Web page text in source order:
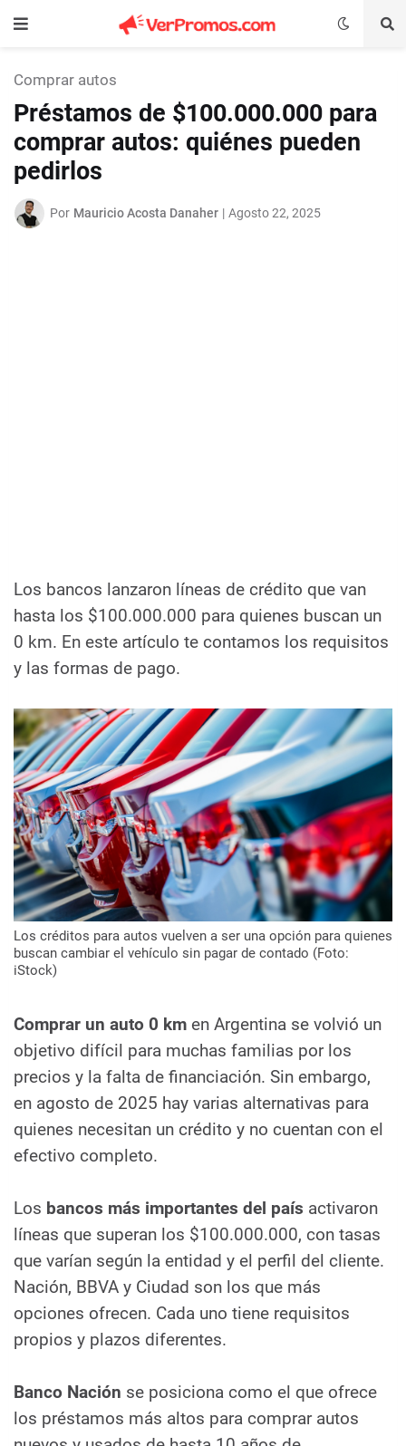
Comprar autos
Préstamos de $100.000.000 para
comprar autos: quiénes pueden
pedirlos
Por Mauricio Acosta Danaher | Agosto 22, 2025
Los bancos lanzaron líneas de crédito que van
hasta los $100.000.000 para quienes buscan un
0 km. En este artículo te contamos los requisitos
y las formas de pago.
Los créditos para autos vuelven a ser una opción para quienes
buscan cambiar el vehículo sin pagar de contado (Foto:
iStock)
Comprar un auto 0 km en Argentina se volvió un
objetivo difícil para muchas familias por los
precios y la falta de financiación. Sin embargo,
en agosto de 2025 hay varias alternativas para
quienes necesitan un crédito y no cuentan con el
efectivo completo.
Los bancos más importantes del país activaron
líneas que superan los $100.000.000, con tasas
que varían según la entidad y el perfil del cliente.
Nación, BBVA y Ciudad son los que más
opciones ofrecen. Cada uno tiene requisitos
propios y plazos diferentes.
Banco Nación se posiciona como el que ofrece
los préstamos más altos para comprar autos